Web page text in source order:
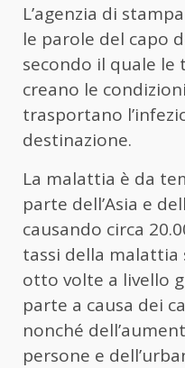
L’agenzia di
le parole del capo
secondo il quale
creano le
trasportano
destinazione.
La malattia è da
parte dell’Asia e
causando circa
tassi della
otto volte a livello
parte a causa dei
nonché
persone e